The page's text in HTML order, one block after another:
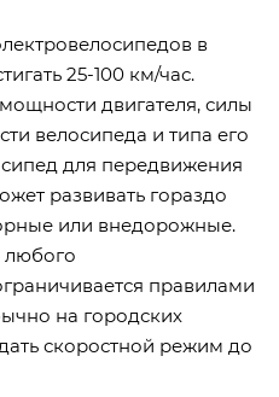
в
25-100 км/час.
двигателя, силы
велосипеда и типа его
для передвижения
развивать гораздо
или внедорожные.
любого
правилами
на городских
скоростной режим до